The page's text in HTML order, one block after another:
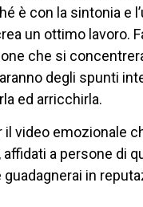
è con la sintonia e
un ottimo lavoro.
che si
degli spunti
ed arricchirla.
il video emozionale
a persone di
in